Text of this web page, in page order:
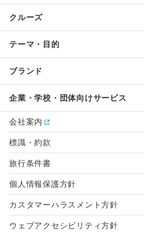
クルーズ
テーマ・目的
ブランド
企業・学校・団体向けサービス
会社案内
標識・約款
旅行条件書
個人情報保護方針
カスタマーハラスメント方針
ウェブアクセシビリティ方針